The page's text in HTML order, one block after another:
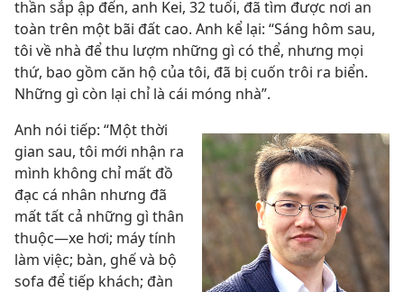
thần sắp ập đến, anh Kei, 32 tuổi, đã tìm được nơi an
toàn trên một bãi đất cao. Anh kể lại: “Sáng hôm sau,
tôi về nhà để thu lượm những gì có thể, nhưng mọi
thứ, bao gồm căn hộ của tôi, đã bị cuốn trôi ra biển.
Những gì còn lại chỉ là cái móng nhà”.
Anh nói tiếp: “Một thời
gian sau, tôi mới nhận ra
mình không chỉ mất đồ
đạc cá nhân nhưng đã
mất tất cả những gì thân
thuộc—xe hơi; máy tính
làm việc; bàn, ghế và bộ
sofa để tiếp khách; đàn